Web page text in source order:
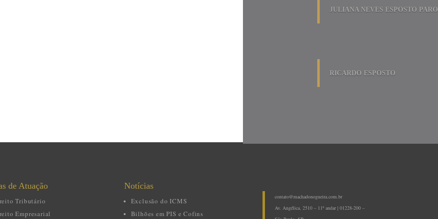
JULIANA NEVES ESPOSTO PARO
RICARDO ESPOSTO
de Atuação
Tributário
Empresarial
Notícias
Exclusão do ICMS
Bilhões em PIS e Cofins
contato@machadonogueira.com.br
Av. Angélica, 2510 – 11º andar | 01228-200 –